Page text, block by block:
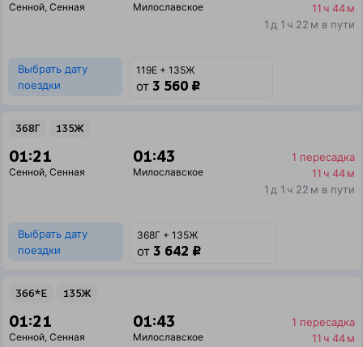
Сенной, Сенная Милославское
11 ч 44 м
1 д 1 ч 22 м в пути
Выбрать дату
поездки
119Е + 135Ж
от 3 560 ₽
368Г 135Ж
01:21
Сенной, Сенная
01:43
Милославское
1 пересадка
11 ч 44 м
1 д 1 ч 22 м в пути
Выбрать дату
поездки
368Г + 135Ж
от 3 642 ₽
366*Е 135Ж
01:21
Сенной, Сенная
01:43
Милославское
1 пересадка
11 ч 44 м